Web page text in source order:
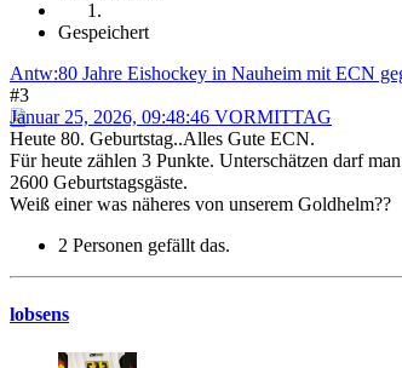
Gespeichert
Antw:80 Jahre Eishockey in Nauheim mit ECN
#3
Januar 25, 2026, 09:48:46 VORMITTAG
Heute 80. Geburtstag..Alles Gute ECN.
Für heute zählen 3 Punkte. Unterschätzen darf
2600 Geburtstagsgäste.
Weiß einer was näheres von unserem Goldhelm??
2 Personen gefällt das.
lobsens